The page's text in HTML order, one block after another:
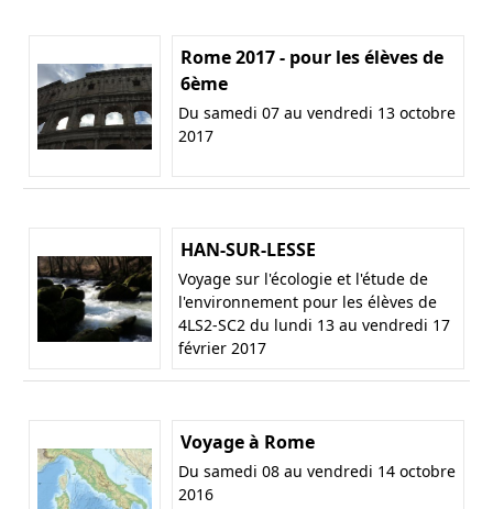
Rome 2017 - pour les élèves de
6ème
Du samedi 07 au vendredi 13 octobre
2017
HAN-SUR-LESSE
Voyage sur l'écologie et l'étude de
l'environnement pour les élèves de
4LS2-SC2 du lundi 13 au vendredi 17
février 2017
Voyage à Rome
Du samedi 08 au vendredi 14 octobre
2016